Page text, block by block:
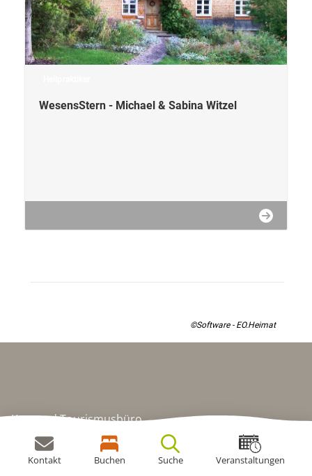
WesensStern - Michael & Sabina Witzel
©Software - EO.Heimat
Kur- und Tourismusbüro
Mittelberger Str. 3
87466 Oy-Mittelberg
Kontakt Buchen Suche Veranstaltungen